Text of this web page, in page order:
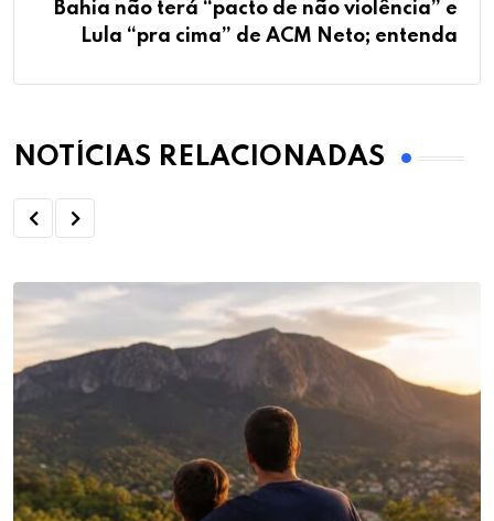
Bahia não terá “pacto de não violência” e
Lula “pra cima” de ACM Neto; entenda
NOTÍCIAS RELACIONADAS